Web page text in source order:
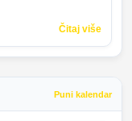
Čitaj više
Puni kalendar